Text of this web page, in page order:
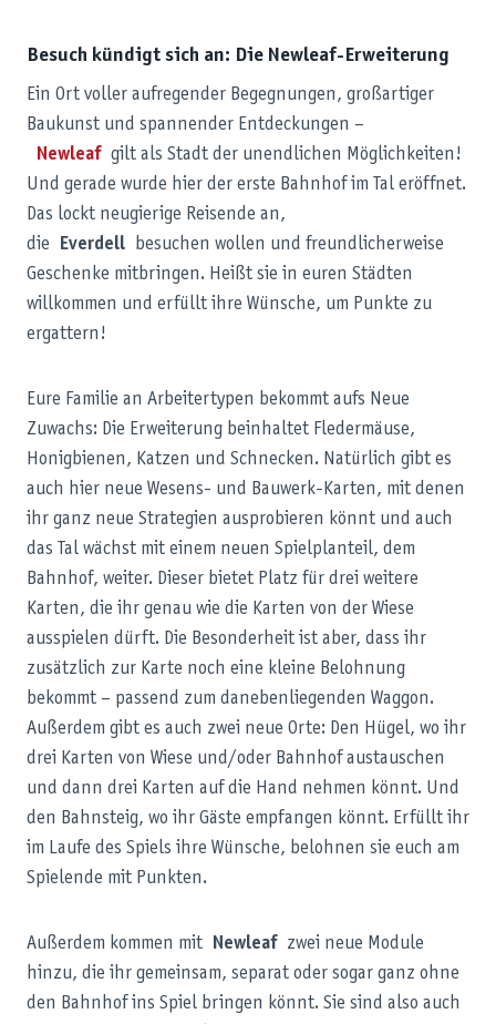
Besuch kündigt sich an: Die Newleaf-Erweiterung
Ein Ort voller aufregender Begegnungen, großartiger
Baukunst und spannender Entdeckungen –
Newleafgilt als Stadt der unendlichen Möglichkeiten!
Und gerade wurde hier der erste Bahnhof im Tal eröffnet.
Das lockt neugierige Reisende an,
die
Everdell besuchen wollen und freundlicherweise
Geschenke mitbringen. Heißt sie in euren Städten
willkommen und erfüllt ihre Wünsche, um Punkte zu
ergattern!
Eure Familie an Arbeitertypen bekommt aufs Neue
Zuwachs: Die Erweiterung beinhaltet Fledermäuse,
Honigbienen, Katzen und Schnecken. Natürlich gibt es
auch hier neue Wesens- und Bauwerk-Karten, mit denen
ihr ganz neue Strategien ausprobieren könnt und auch
das Tal wächst mit einem neuen Spielplanteil, dem
Bahnhof, weiter. Dieser bietet Platz für drei weitere
Karten, die ihr genau wie die Karten von der Wiese
ausspielen dürft. Die Besonderheit ist aber, dass ihr
zusätzlich zur Karte noch eine kleine Belohnung
bekommt – passend zum danebenliegenden Waggon.
Außerdem gibt es auch zwei neue Orte: Den Hügel, wo ihr
drei Karten von Wiese und/oder Bahnhof austauschen
und dann drei Karten auf die Hand nehmen könnt. Und
den Bahnsteig, wo ihr Gäste empfangen könnt. Erfüllt ihr
im Laufe des Spiels ihre Wünsche, belohnen sie euch am
Spielende mit Punkten.
Außerdem kommen mit Newleafzwei neue Module
hinzu, die ihr gemeinsam, separat oder sogar ganz ohne
den Bahnhof ins Spiel bringen könnt. Sie sind also auch